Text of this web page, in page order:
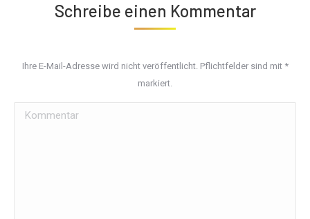
Schreibe einen Kommentar
Ihre E-Mail-Adresse wird nicht veröffentlicht. Pflichtfelder sind mit *
markiert.
Kommentar